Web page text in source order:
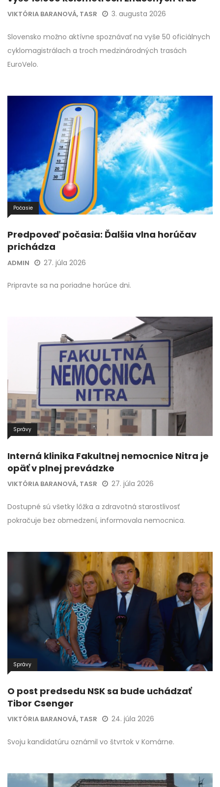
VIKTÓRIA BARANOVÁ, TASR 3. augusta 2026
Slovensko možno aktívne spoznávať na vyše 50 oficiálnych
cyklomagistrálach a troch medzinárodných trasách
EuroVelo.
Počasie
Predpoveď počasia: Ďalšia vlna horúčav
prichádza
ADMIN 27. júla 2026
Pripravte sa na poriadne horúce dni.
Správy
Interná klinika Fakultnej nemocnice Nitra je
opäť v plnej prevádzke
VIKTÓRIA BARANOVÁ, TASR 27. júla 2026
Dostupné sú všetky lôžka a zdravotná starostlivosť
pokračuje bez obmedzení, informovala nemocnica.
Správy
O post predsedu NSK sa bude uchádzať
Tibor Csenger
VIKTÓRIA BARANOVÁ, TASR 24. júla 2026
Svoju kandidatúru oznámil vo štvrtok v Komárne.